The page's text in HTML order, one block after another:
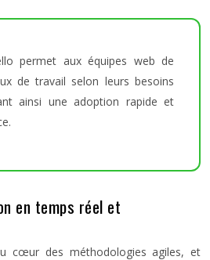
permet aux équipes web de
de travail selon leurs besoins
ainsi une adoption rapide et
en temps réel et
cœur des méthodologies agiles, et